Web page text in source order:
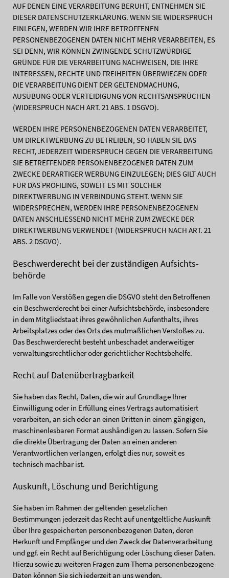
AUF DENEN EINE VERARBEITUNG BERUHT, ENTNEHMEN SIE
DIESER DATENSCHUTZERKLÄRUNG. WENN SIE WIDERSPRUCH
EINLEGEN, WERDEN WIR IHRE BETROFFENEN
PERSONENBEZOGENEN DATEN NICHT MEHR VERARBEITEN, ES
SEI DENN, WIR KÖNNEN ZWINGENDE SCHUTZWÜRDIGE
GRÜNDE FÜR DIE VERARBEITUNG NACHWEISEN, DIE IHRE
INTERESSEN, RECHTE UND FREIHEITEN ÜBERWIEGEN ODER
DIE VERARBEITUNG DIENT DER GELTENDMACHUNG,
AUSÜBUNG ODER VERTEIDIGUNG VON RECHTSANSPRÜCHEN
(WIDERSPRUCH NACH ART. 21 ABS. 1 DSGVO).
WERDEN IHRE PERSONENBEZOGENEN DATEN VERARBEITET,
UM DIREKTWERBUNG ZU BETREIBEN, SO HABEN SIE DAS
RECHT, JEDERZEIT WIDERSPRUCH GEGEN DIE VERARBEITUNG
SIE BETREFFENDER PERSONENBEZOGENER DATEN ZUM
ZWECKE DERARTIGER WERBUNG EINZULEGEN; DIES GILT AUCH
FÜR DAS PROFILING, SOWEIT ES MIT SOLCHER
DIREKTWERBUNG IN VERBINDUNG STEHT. WENN SIE
WIDERSPRECHEN, WERDEN IHRE PERSONENBEZOGENEN
DATEN ANSCHLIESSEND NICHT MEHR ZUM ZWECKE DER
DIREKTWERBUNG VERWENDET (WIDERSPRUCH NACH ART. 21
ABS. 2 DSGVO).
Beschwerde­recht bei der zuständigen Aufsichts­
behörde
Im Falle von Verstößen gegen die DSGVO steht den Betroffenen
ein Beschwerderecht bei einer Aufsichtsbehörde, insbesondere
in dem Mitgliedstaat ihres gewöhnlichen Aufenthalts, ihres
Arbeitsplatzes oder des Orts des mutmaßlichen Verstoßes zu.
Das Beschwerderecht besteht unbeschadet anderweitiger
verwaltungsrechtlicher oder gerichtlicher Rechtsbehelfe.
Recht auf Daten­übertrag­barkeit
Sie haben das Recht, Daten, die wir auf Grundlage Ihrer
Einwilligung oder in Erfüllung eines Vertrags automatisiert
verarbeiten, an sich oder an einen Dritten in einem gängigen,
maschinenlesbaren Format aushändigen zu lassen. Sofern Sie
die direkte Übertragung der Daten an einen anderen
Verantwortlichen verlangen, erfolgt dies nur, soweit es
technisch machbar ist.
Auskunft, Löschung und Berichtigung
Sie haben im Rahmen der geltenden gesetzlichen
Bestimmungen jederzeit das Recht auf unentgeltliche Auskunft
über Ihre gespeicherten personenbezogenen Daten, deren
Herkunft und Empfänger und den Zweck der Datenverarbeitung
und ggf. ein Recht auf Berichtigung oder Löschung dieser Daten.
Hierzu sowie zu weiteren Fragen zum Thema personenbezogene
Daten können Sie sich jederzeit an uns wenden.